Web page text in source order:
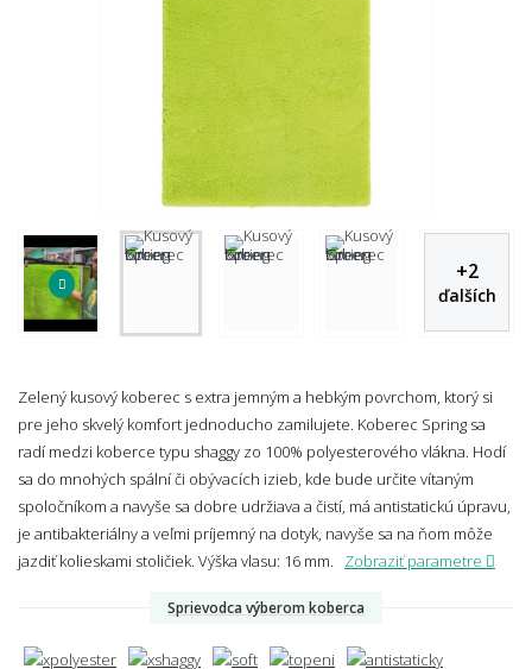
+2
ďalších
Zelený kusový koberec s extra jemným a hebkým povrchom, ktorý si
pre jeho skvelý komfort jednoducho zamilujete. Koberec Spring sa
radí medzi koberce typu shaggy zo 100% polyesterového vlákna. Hodí
sa do mnohých spální či obývacích izieb, kde bude určite vítaným
spoločníkom a navyše sa dobre udržiava a čistí, má antistatickú úpravu,
je antibakteriálny a veľmi príjemný na dotyk, navyše sa na ňom môže
jazdiť kolieskami stoličiek. Výška vlasu: 16 mm. Zobraziť parametre
Sprievodca výberom koberca